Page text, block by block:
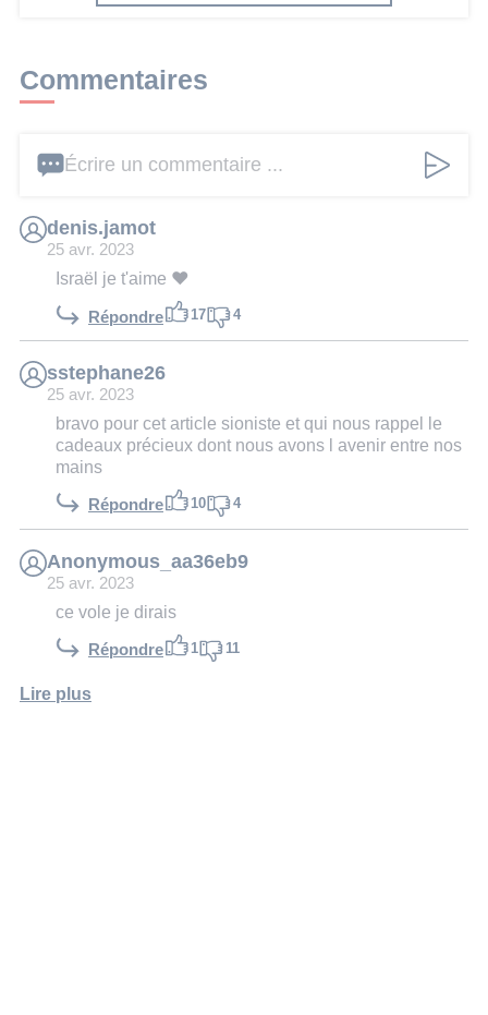
Commentaires
Écrire un commentaire ...
denis.jamot
25 avr. 2023
Israël je t'aime ❤️
Répondre 17 4
sstephane26
25 avr. 2023
bravo pour cet article sioniste et qui nous rappel le
cadeaux précieux dont nous avons l avenir entre nos
mains
Répondre 10 4
Anonymous_aa36eb9
25 avr. 2023
ce vole je dirais
Répondre 1 11
Lire plus